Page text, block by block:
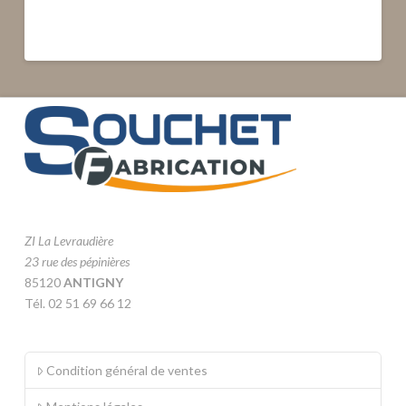
ZI La Levraudière
23 rue des pépinières
85120ANTIGNY
Tél. 02 51 69 66 12
Condition général de ventes